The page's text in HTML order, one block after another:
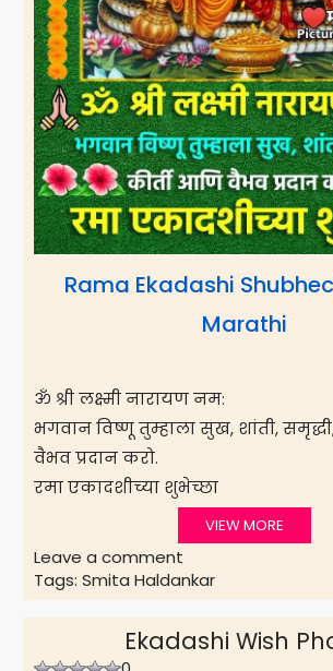
Rama Ekadashi
Marathi
ॐ श्री लक्ष्मी नारायण नम:
भगवान विष्णू तुम्हाला सुख, शांती,
वैभव प्रदान करो.
रमा एकादशीच्या शुभेच्छा
VIEW MORE
Leave a comment
Tags: Smita Haldankar
Ekadashi Wish